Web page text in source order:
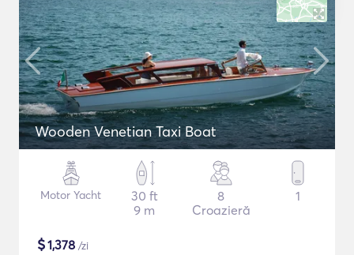
Wooden Venetian Taxi Boat
Motor Yacht
30 ft
9 m
8
Croazieră
1
$1,378 /zi